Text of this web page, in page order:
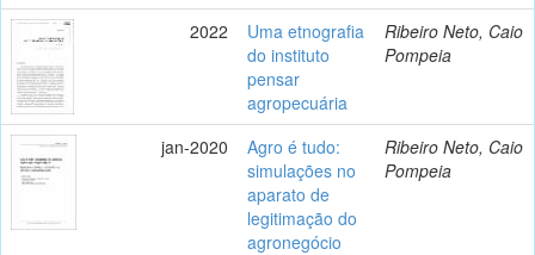
2022
Uma etnografia
do instituto
pensar
agropecuária
Ribeiro Neto, Caio
Pompeia
jan-2020
Agro é tudo:
simulações no
aparato de
legitimação do
agronegócio
Ribeiro Neto, Caio
Pompeia